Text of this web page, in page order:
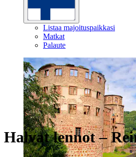
Listaa majoituspaikkasi
Matkat
Palaute
Halvat lennot –